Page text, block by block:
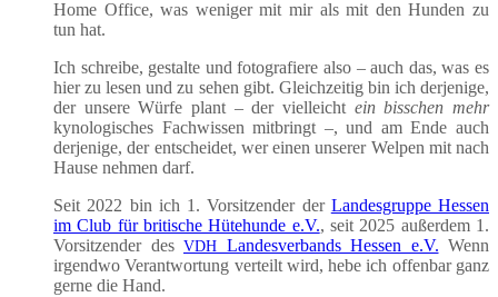
Home Office, was weni­ger mit mir als mit den Hun­den zu
tun hat.
Ich schrei­be, gestal­te und foto­gra­fie­re also – auch das, was es
hier zu lesen und zu sehen gibt. Gleich­zei­tig bin ich der­je­ni­ge,
der unse­re Wür­fe plant – der viel­leicht ein biss­chen mehr
kyno­lo­gi­sches Fach­wis­sen mit­bringt –, und am Ende auch
der­je­ni­ge, der ent­schei­det, wer einen unse­rer Wel­pen mit nach
Hau­se neh­men darf.
Seit 2022 bin ich 1. Vor­sit­zen­der der Lan­des­grup­pe Hes­sen
im Club für bri­ti­sche Hüte­hun­de e.V., seit 2025 außer­dem 1.
Vor­sit­zen­der des VDH Lan­des­ver­bands Hes­sen e.V. Wenn
irgend­wo Ver­ant­wor­tung ver­teilt wird, hebe ich offen­bar ganz
ger­ne die Hand.